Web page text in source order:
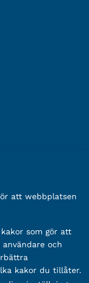
att webbplatsen
som gör att
och
kakor du tillåter.